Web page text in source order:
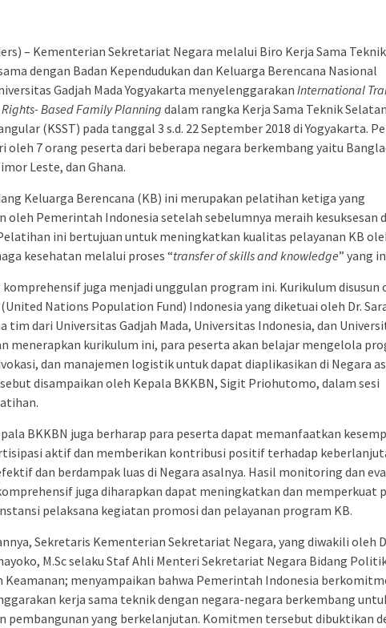
– Kementerian Sekretariat Negara melalui Biro Kerja Sama
dengan Badan Kependudukan dan Keluarga Berencana Nasional
Gadjah Mada Yogyakarta menyelenggarakan International
Based Family Planningdalam rangka Kerja Sama Teknik
(KSST) pada tanggal 3 s.d. 22 September 2018 di Yogyakarta.
oleh 7 orang peserta dari beberapa negara berkembang yaitu
Leste, dan Ghana.
Keluarga Berencana (KB) ini merupakan pelatihan ketiga yang
oleh Pemerintah Indonesia setelah sebelumnya meraih kesuksesan
Pelatihan ini bertujuan untuk meningkatkan kualitas pelayanan KB
kesehatan melalui proses “transfer of skills and knowledge” yang
juga menjadi unggulan program ini. Kurikulum disusun
Nations Population Fund) Indonesia yang diketuai oleh Dr.
tim dari Universitas Gadjah Mada, Universitas Indonesia, dan
menerapkan kurikulum ini, para peserta akan belajar mengelola
dan manajemen logistik untuk dapat diaplikasikan di Negara
disampaikan oleh Kepala BKKBN, Sigit Priohutomo, dalam sesi
BKKBN juga berharap para peserta dapat memanfaatkan
aktif dan memberikan kontribusi positif terhadap
dan berdampak luas di Negara asalnya. Hasil monitoring dan
juga diharapkan dapat meningkatkan dan memperkuat
pelaksana kegiatan promosi dan pelayanan program KB.
Sekretaris Kementerian Sekretariat Negara, yang diwakili oleh
M.Sc selaku Staf Ahli Menteri Sekretariat Negara Bidang
Keamanan; menyampaikan bahwa Pemerintah Indonesia
kerja sama teknik dengan negara-negara berkembang
pembangunan yang berkelanjutan. Komitmen tersebut dibuktikan